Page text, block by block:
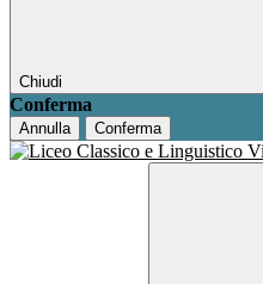
Chiudi
Conferma
Annulla Conferma